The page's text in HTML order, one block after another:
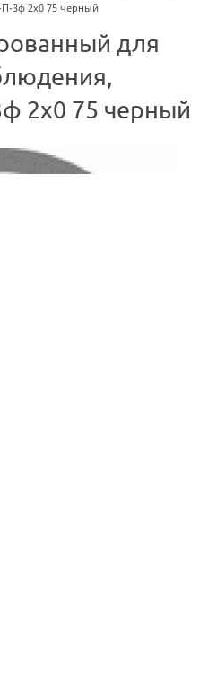
П-3ф 2х0 75 черный
для
2х0 75 черный